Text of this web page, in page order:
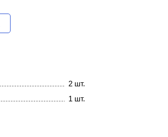
2 шт.
1 шт.